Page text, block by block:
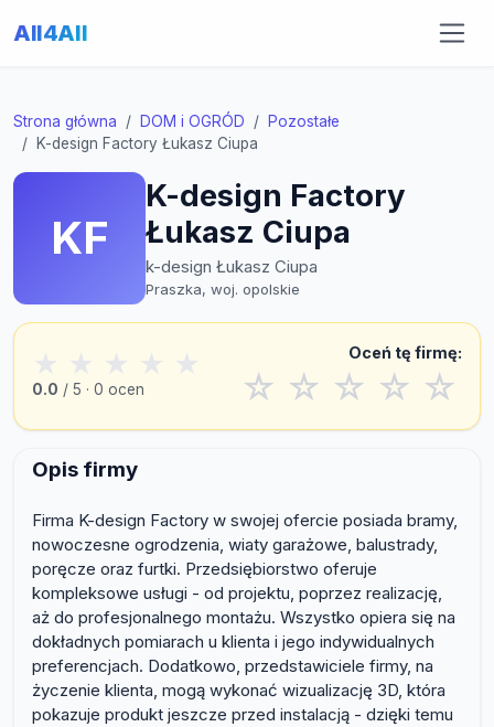
All4All
Strona główna DOM i OGRÓD
Pozostałe
K-design Factory Łukasz Ciupa
KF
K-design Factory
Łukasz Ciupa
k-design Łukasz Ciupa
Praszka, woj. opolskie
★ ★ ★ ★ ★
0.0 / 5 · 0 ocen
Oceń tę firmę:
☆ ☆ ☆ ☆ ☆
Opis firmy
Firma K-design Factory w swojej ofercie posiada bramy,
nowoczesne ogrodzenia, wiaty garażowe, balustrady,
poręcze oraz furtki. Przedsiębiorstwo oferuje
kompleksowe usługi - od projektu, poprzez realizację,
aż do profesjonalnego montażu. Wszystko opiera się na
dokładnych pomiarach u klienta i jego indywidualnych
preferencjach. Dodatkowo, przedstawiciele firmy, na
życzenie klienta, mogą wykonać wizualizację 3D, która
pokazuje produkt jeszcze przed instalacją - dzięki temu